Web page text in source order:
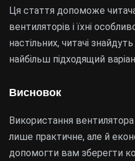
Ця стаття допоможе
вентиляторів і їхні
настільних, читачі
найбільш підходящий
Висновок
Використання
лише практичне, але й
допомогти вам зберегти